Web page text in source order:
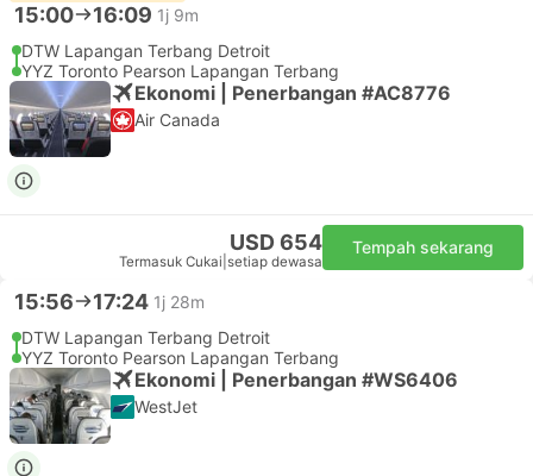
15:00 16:09 1j 9m
DTW Lapangan Terbang Detroit
YYZ Toronto Pearson Lapangan Terbang
Ekonomi | Penerbangan #AC8776
Air Canada
USD 654
Termasuk Cukai setiap dewasa
Tempah sekarang
15:56 17:24 1j 28m
DTW Lapangan Terbang Detroit
YYZ Toronto Pearson Lapangan Terbang
Ekonomi | Penerbangan #WS6406
WestJet